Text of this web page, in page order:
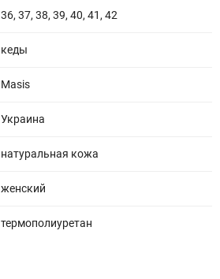
36, 37, 38, 39, 40, 41, 42
кеды
Masis
Украина
натуральная кожа
женский
термополиуретан